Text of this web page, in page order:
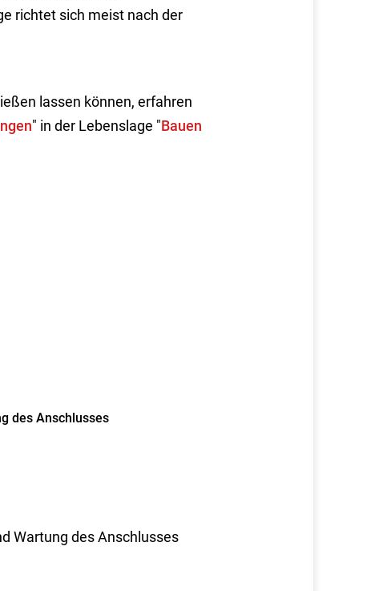
richtet sich meist nach der
lassen können, erfahren
" in der Lebenslage "Bauen
des Anschlusses
Wartung des Anschlusses